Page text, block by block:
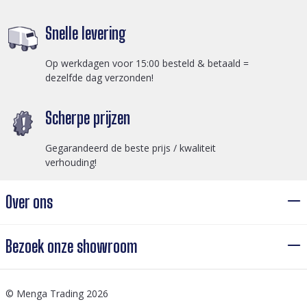
Snelle levering
Op werkdagen voor 15:00 besteld & betaald =
dezelfde dag verzonden!
Scherpe prijzen
Gegarandeerd de beste prijs / kwaliteit
verhouding!
Over ons
Bezoek onze showroom
© Menga Trading 2026